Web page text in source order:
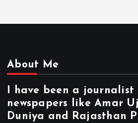
About Me
I have been a journalist
newspapers like Amar
Duniya and Rajasthan